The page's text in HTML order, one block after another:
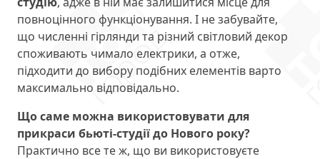
повноцінного функціонування. І не забувайте,
що численні гірлянди та різний світловий декор
споживають чимало електрики, а отже,
підходити до вибору подібних елементів варто
максимально відповідально.
Що саме можна використовувати для
прикраси бьюті-студії до Нового року?
Практично все те ж, що ви використовуєте